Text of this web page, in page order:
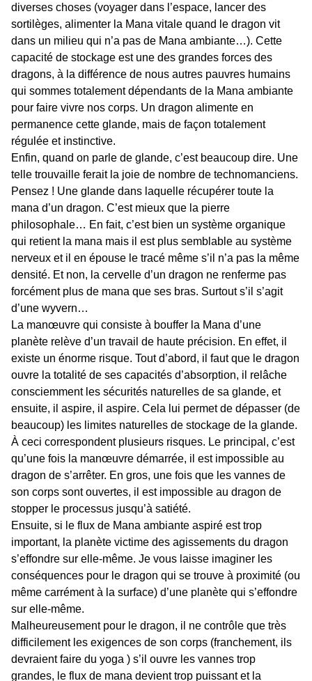
diverses choses (voyager dans l’espace, lancer des
sortilèges, alimenter la Mana vitale quand le dragon vit
dans un milieu qui n’a pas de Mana ambiante…). Cette
capacité de stockage est une des grandes forces des
dragons, à la différence de nous autres pauvres humains
qui sommes totalement dépendants de la Mana ambiante
pour faire vivre nos corps. Un dragon alimente en
permanence cette glande, mais de façon totalement
régulée et instinctive.
Enfin, quand on parle de glande, c’est beaucoup dire. Une
telle trouvaille ferait la joie de nombre de technomanciens.
Pensez ! Une glande dans laquelle récupérer toute la
mana d’un dragon. C’est mieux que la pierre
philosophale… En fait, c’est bien un système organique
qui retient la mana mais il est plus semblable au système
nerveux et il en épouse le tracé même s’il n’a pas la même
densité. Et non, la cervelle d’un dragon ne renferme pas
forcément plus de mana que ses bras. Surtout s’il s’agit
d’une wyvern…
La manœuvre qui consiste à bouffer la Mana d’une
planète relève d’un travail de haute précision. En effet, il
existe un énorme risque. Tout d’abord, il faut que le dragon
ouvre la totalité de ses capacités d’absorption, il relâche
consciemment les sécurités naturelles de sa glande, et
ensuite, il aspire, il aspire. Cela lui permet de dépasser (de
beaucoup) les limites naturelles de stockage de la glande.
À ceci correspondent plusieurs risques. Le principal, c’est
qu’une fois la manœuvre démarrée, il est impossible au
dragon de s’arrêter. En gros, une fois que les vannes de
son corps sont ouvertes, il est impossible au dragon de
stopper le processus jusqu’à satiété.
Ensuite, si le flux de Mana ambiante aspiré est trop
important, la planète victime des agissements du dragon
s’effondre sur elle-même. Je vous laisse imaginer les
conséquences pour le dragon qui se trouve à proximité (ou
même carrément à la surface) d’une planète qui s’effondre
sur elle-même.
Malheureusement pour le dragon, il ne contrôle que très
difficilement les exigences de son corps (franchement, ils
devraient faire du yoga ) s’il ouvre les vannes trop
grandes, le flux de mana devient trop puissant et la